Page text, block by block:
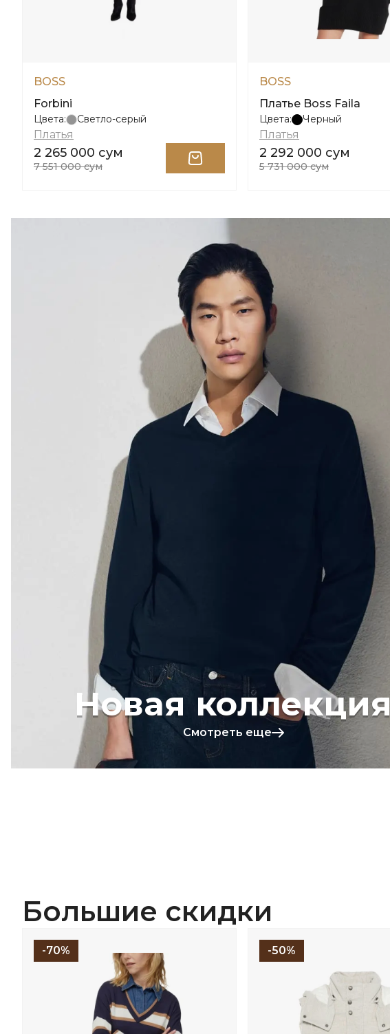
BOSS
Forbini
Цвета: Светло-серый
Платья
2 265 000 сум
7 551 000 сум
BOSS
Платье Boss Faila
Цвета: Черный
Платья
2 292 000 сум
5 731 000 сум
Новая коллекция
Смотреть еще
Большие скидки
-70% -50%